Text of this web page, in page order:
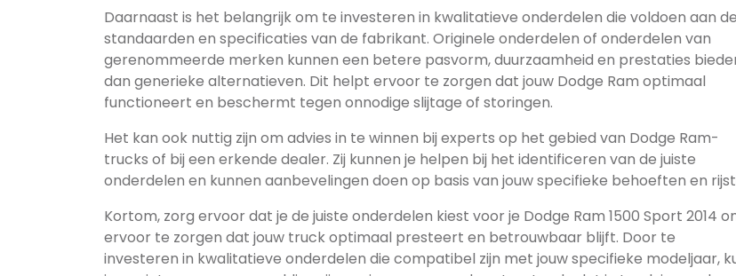
Daarnaast is het belangrijk om te investeren in kwalitatieve onderdelen die voldoen aan de
standaarden en specificaties van de fabrikant. Originele onderdelen of onderdelen van
gerenommeerde merken kunnen een betere pasvorm, duurzaamheid en prestaties
dan generieke alternatieven. Dit helpt ervoor te zorgen dat jouw Dodge Ram optimaal
functioneert en beschermt tegen onnodige slijtage of storingen.
Het kan ook nuttig zijn om advies in te winnen bij experts op het gebied van Dodge Ram-
trucks of bij een erkende dealer. Zij kunnen je helpen bij het identificeren van de juiste
onderdelen en kunnen aanbevelingen doen op basis van jouw specifieke behoeften en
Kortom, zorg ervoor dat je de juiste onderdelen kiest voor je Dodge Ram 1500 Sport 2014
ervoor te zorgen dat jouw truck optimaal presteert en betrouwbaar blijft. Door te
investeren in kwalitatieve onderdelen die compatibel zijn met jouw specifieke modeljaar,